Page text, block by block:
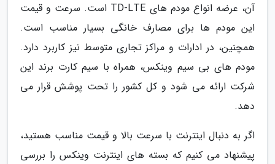
آن، عرضه انواع مودم های TD-LTE است. سرعت و قیمت
این مودم ها برای مصارف خانگی بسیار مناسب است.
همچنین، در ادارات و مراکز تجاری متوسط نیز کاربرد دارد.
مودم های بی سیم وینکس، همراه با سیم کارت برند این
شرکت ارائه می شود و کل کشور را تحت پوشش قرار می
دهد.
اگر به دنبال اینترنت با سرعت بالا و قیمت مناسب هستید،
پیشنهاد می کنیم که بسته های اینترنت وینکس را بررسی